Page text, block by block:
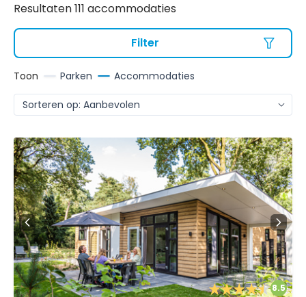
Resultaten 111 accommodaties
Filter
Toon Parken Accommodaties
8.5